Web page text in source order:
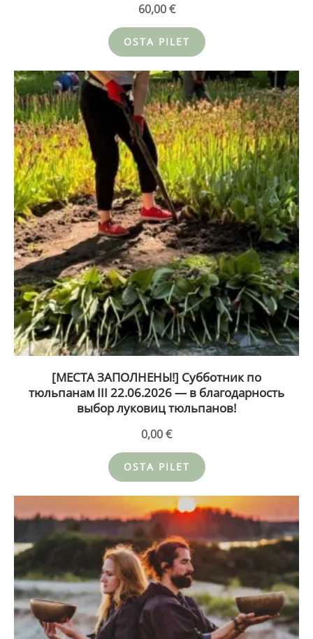
60,00€
OSTA PILET
[МЕСТА ЗАПОЛНЕНЫ!] Субботник по
тюльпанам III 22.06.2026 — в благодарность
выбор луковиц тюльпанов!
0,00€
OSTA PILET